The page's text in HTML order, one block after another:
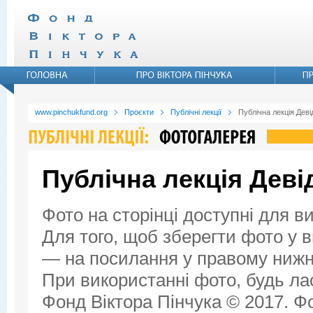
www.pinchukfund.org Проєкти Публічні лекції Публічна лекція
Публічна лекція
Фото на сторінці доступні для
Для того, щоб зберегти фото у
— на посилання у правому
При використанні фото, будь
Фонд Віктора Пінчука © 2017.